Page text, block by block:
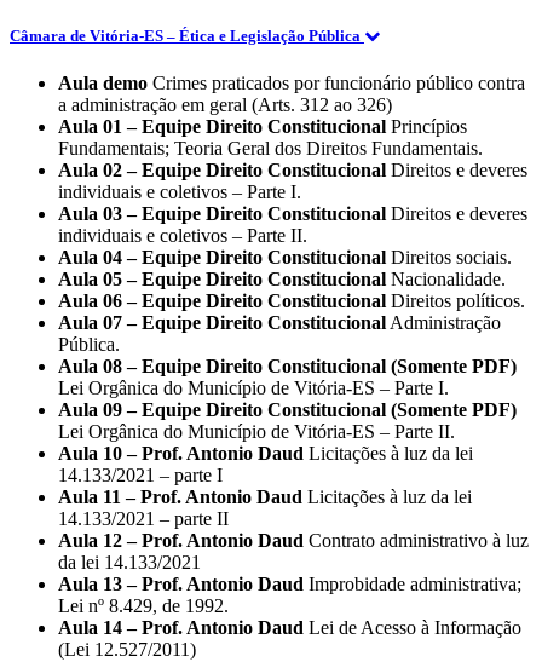
Câmara de Vitória-ES – Ética e Legislação Pública
Aula demo Crimes praticados por funcionário público contra
a administração em geral (Arts. 312 ao 326)
Aula 01 – Equipe Direito Constitucional Princípios
Fundamentais; Teoria Geral dos Direitos Fundamentais.
Aula 02 – Equipe Direito Constitucional Direitos e deveres
individuais e coletivos – Parte I.
Aula 03 – Equipe Direito Constitucional Direitos e deveres
individuais e coletivos – Parte II.
Aula 04 – Equipe Direito Constitucional Direitos sociais.
Aula 05 – Equipe Direito Constitucional Nacionalidade.
Aula 06 – Equipe Direito Constitucional Direitos políticos.
Aula 07 – Equipe Direito Constitucional Administração
Pública.
Aula 08 – Equipe Direito Constitucional (Somente PDF)
Lei Orgânica do Município de Vitória-ES – Parte I.
Aula 09 – Equipe Direito Constitucional (Somente PDF)
Lei Orgânica do Município de Vitória-ES – Parte II.
Aula 10 – Prof. Antonio Daud Licitações à luz da lei
14.133/2021 – parte I
Aula 11 – Prof. Antonio Daud Licitações à luz da lei
14.133/2021 – parte II
Aula 12 – Prof. Antonio Daud Contrato administrativo à luz
da lei 14.133/2021
Aula 13 – Prof. Antonio Daud Improbidade administrativa;
Lei nº 8.429, de 1992.
Aula 14 – Prof. Antonio Daud Lei de Acesso à Informação
(Lei 12.527/2011)